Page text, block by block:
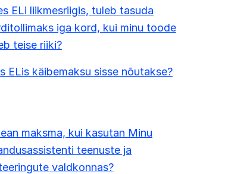
ELi liikmesriigis, tuleb tasuda
iga kord, kui minu toode
teise riiki?
ELis käibemaksu sisse nõutakse?
maksma, kui kasutan Minu
teenuste ja
valdkonnas?